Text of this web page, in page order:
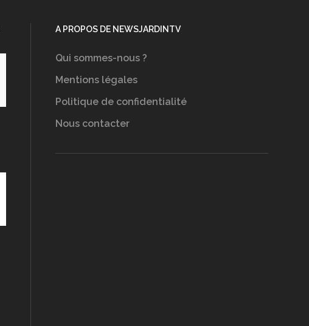
A PROPOS DE NEWSJARDINTV
Qui sommes-nous ?
Mentions légales
Politique de confidentialité
Nous contacter